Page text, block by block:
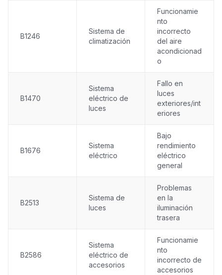
B1246
Sistema de
climatización
Funcionamie
nto
incorrecto
del aire
acondicionad
o
B1470
Sistema
eléctrico de
luces
Fallo en
luces
exteriores/int
eriores
B1676
Sistema
eléctrico
Bajo
rendimiento
eléctrico
general
B2513
Sistema de
luces
Problemas
en la
iluminación
trasera
B2586
Sistema
eléctrico de
accesorios
Funcionamie
nto
incorrecto de
accesorios